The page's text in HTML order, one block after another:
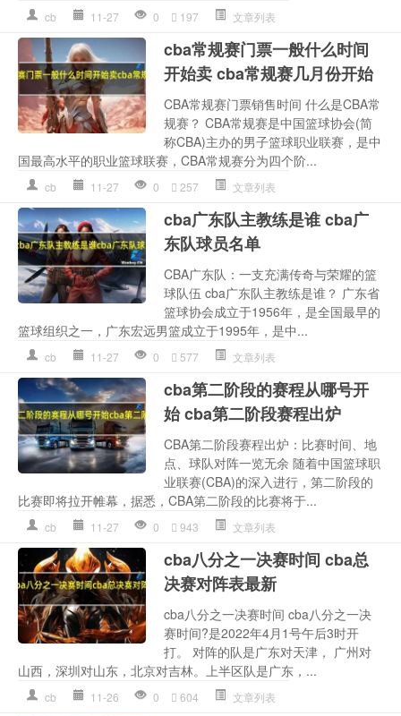
cb 11-27 0 197 文章列表
cba常规赛门票一般什么时间
开始卖 cba常规赛几月份开始
CBA常规赛门票销售时间 什么是CBA常
规赛？ CBA常规赛是中国篮球协会(简
称CBA)主办的男子篮球职业联赛，是中
国最高水平的职业篮球联赛，CBA常规赛分为四个阶...
cb 11-27 0 257 文章列表
cba广东队主教练是谁 cba广
东队球员名单
CBA广东队：一支充满传奇与荣耀的篮
球队伍 cba广东队主教练是谁？ 广东省
篮球协会成立于1956年，是全国最早的
篮球组织之一，广东宏远男篮成立于1995年，是中...
cb 11-27 0 577 文章列表
cba第二阶段的赛程从哪号开
始 cba第二阶段赛程出炉
CBA第二阶段赛程出炉：比赛时间、地
点、球队对阵一览无余 随着中国篮球职
业联赛(CBA)的深入进行，第二阶段的
比赛即将拉开帷幕，据悉，CBA第二阶段的比赛将于...
cb 11-27 0 943 文章列表
cba八分之一决赛时间 cba总
决赛对阵表最新
cba八分之一决赛时间 cba八分之一决
赛时间?是2022年4月1号午后3时开
打。 对阵的队是广东对天津， 广州对
山西，深圳对山东，北京对吉林。上半区队是广东，...
cb 11-26 0 604 文章列表